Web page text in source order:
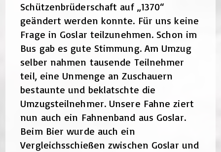
Schützenbrüderschaft auf „1370“
geändert werden konnte. Für uns keine
Frage in Goslar teilzunehmen. Schon im
Bus gab es gute Stimmung. Am Umzug
selber nahmen tausende Teilnehmer
teil, eine Unmenge an Zuschauern
bestaunte und beklatschte die
Umzugsteilnehmer. Unsere Fahne ziert
nun auch ein Fahnenband aus Goslar.
Beim Bier wurde auch ein
Vergleichsschießen zwischen Goslar und